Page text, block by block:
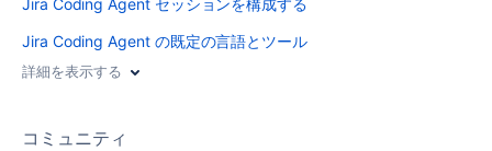
Jira Coding Agent セッションを構成する
Jira Coding Agent の既定の言語とツール
詳細を表示する
コミュニティ